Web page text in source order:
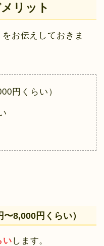
リット
お伝えしておきま
円くらい）
8,000円くらい）
い します。